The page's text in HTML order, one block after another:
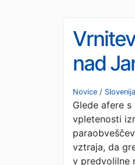
nad
bi se
grobu«
Novice / Slovenija
Glede afere
vpletenosti
vztraja, da
v predvolilne